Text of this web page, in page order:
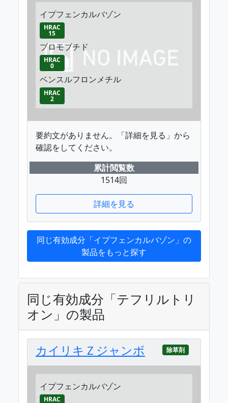
イプフェンカルバゾン
HRAC
15
ブロモブチド
HRAC
0
ベンスルフロンメチル
HRAC
2
要約文がありません。「詳細を見る」から
確認をしてください。
累計閲覧数
1514回
詳細を見る
同じ有効成分「イプフェンカルバゾン」の
製品をもっと探す
同じ有効成分「テフリルトリ
オン」の製品
カイリキＺジャンボ 除草剤
イプフェンカルバゾン
HRAC